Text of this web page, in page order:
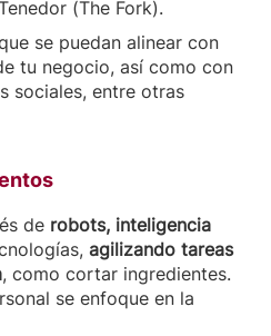
(The Fork).
se puedan alinear con
tu negocio, así como con
sociales, entre otras
de robots, inteligencia
agilizando tareas
, como cortar ingredientes.
se enfoque en la